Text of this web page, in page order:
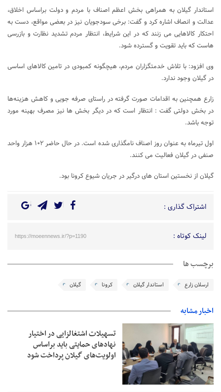
استاندار گیلان به همراهی بخش اعظم اصناف با مردم و دولت براساس اخلاق،
عدالت و انصاف اشاره کرد و گفت: برخی سودجویان نیز در بعضی مواقع، دست به
احتکار کالاهایی می زنند که در این شرایط، انتظار مردم تشدید نظارت و بازرسی
هاست که باید تقویت و گسترده شود.
وی افزود: با تلاش خدمتگزاران مردم، هیچگونه کمبودی در تامین کالاهای اساسی
در گیلان وجود ندارد.
زارع همچنین به اقدامات صورت گرفته در راستای صرفه جویی و کاهش هزینه‌ها
در بخش دولتی گفت : انتظار است که در دیگر بخش ها نیز مصرف بهینه مورد
توجه باشد.
اول تیرماه به عنوان روز اصناف نامگذاری شده است. در حال حاضر ۱۰۲ هزار واحد
صنفی در گیلان فعالیت می کنند.
گیلان از نخستین استان های درگیر در جریان شیوع کرونا بود.
اشتراک گذاری :
لینک کوتاه : https://moeennews.ir/?p=1190
برچسب ها
ارسلان زارع استاندار گیلان کرونا گیلان
اخبار مشابه
تسهیلات اشتغالزایی در اختیار
نهادهای حمایتی باید براساس
اولویت‌های گیلان پرداخت شود